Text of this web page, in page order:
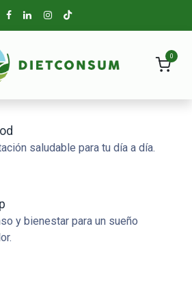
0
saludable para tu día a día.
y bienestar para un sueño